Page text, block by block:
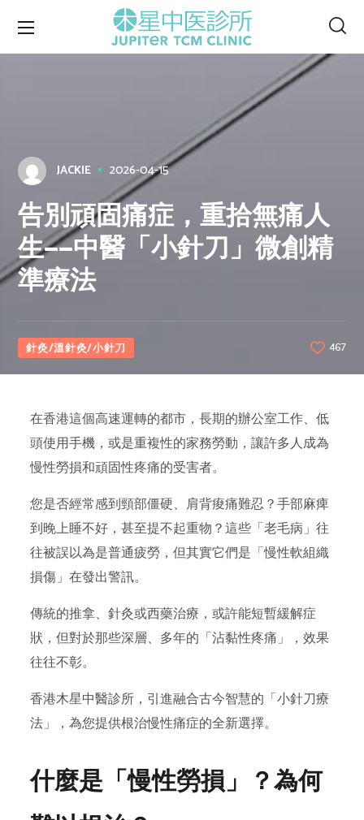
JACKIE 2026-04-15
告別頑固痛症，重拾無痛人
生——中醫「小針刀」微創精
準療法
針灸/溫針灸/小針刀 467
在香港這個高速運轉的都市，長期的辦公室工作、低
頭使用手機，或是重複性的家務勞動，讓許多人成為
慢性勞損和頑固性疼痛的受害者。
您是否經常感到頸部僵硬、肩背痠痛難忍？手部麻痺
到晚上睡不好，甚至提不起重物？這些「老毛病」往
往被誤以為是普通疲勞，但其實它們是「慢性軟組織
損傷」在發出警訊。
傳統的推拿、針灸或西藥治療，或許能短暫緩解症
狀，但對於那些深層、多年的「沾黏性疼痛」，效果
往往不彰。
香港木星中醫診所，引進融合古今智慧的「小針刀療
法」，為您提供根治慢性痛症的全新選擇。
什麼是「慢性勞損」？為何